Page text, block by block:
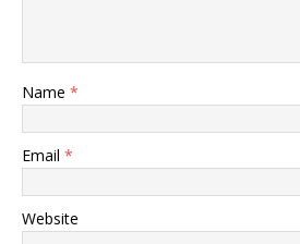
Name *
Email *
Website